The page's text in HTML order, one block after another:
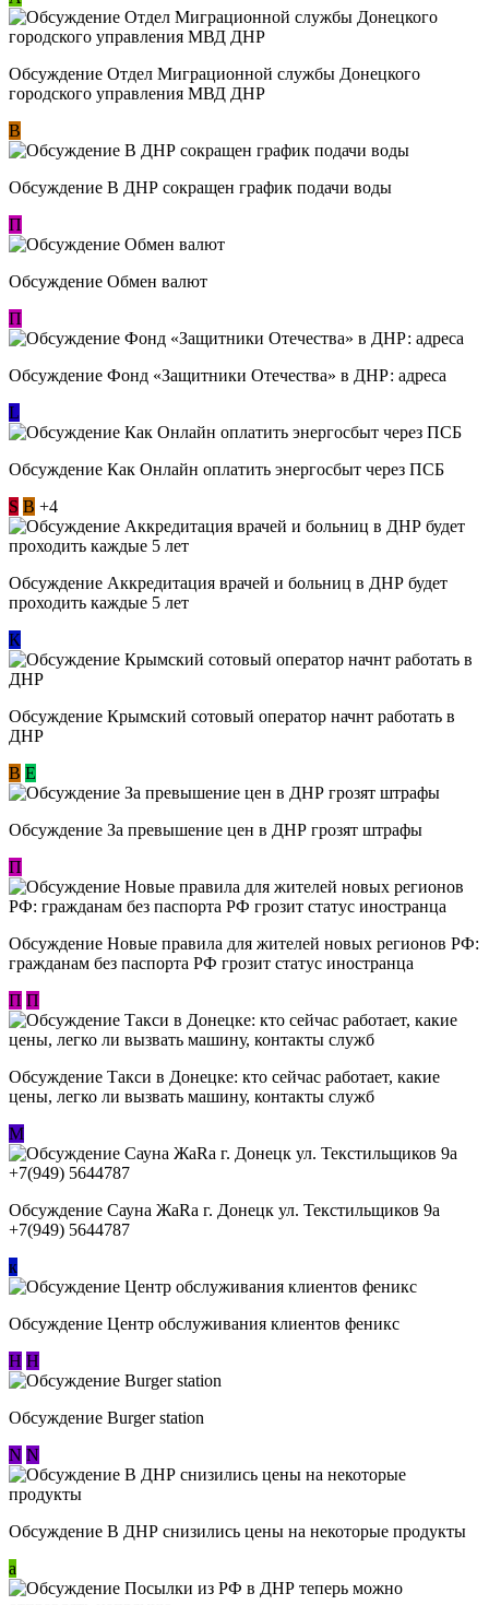
Обсуждение Отдел Миграционной службы Донецкого
городского управления МВД ДНР
В
Обсуждение В ДНР сокращен график подачи воды
П
Обсуждение Обмен валют
П
Обсуждение Фонд «Защитники Отечества» в ДНР: адреса
L
Обсуждение ​Как Онлайн оплатить энергосбыт через ПСБ
S В +4
Обсуждение Аккредитация врачей и больниц в ДНР будет
проходить каждые 5 лет
К
Обсуждение Крымский сотовый оператор начнт работать в
ДНР
В E
Обсуждение За превышение цен в ДНР грозят штрафы
П
Обсуждение Новые правила для жителей новых регионов РФ:
гражданам без паспорта РФ грозит статус иностранца
П П
Обсуждение ​Такси в Донецке: кто сейчас работает, какие
цены, легко ли вызвать машину, контакты служб
М
Обсуждение Сауна ЖаRa г. Донецк ул. Текстильщиков 9а
+7(949) 5644787
к
Обсуждение Центр обслуживания клиентов феникс
Н Н
Обсуждение Burger station
N N
Обсуждение В ДНР снизились цены на некоторые продукты
a